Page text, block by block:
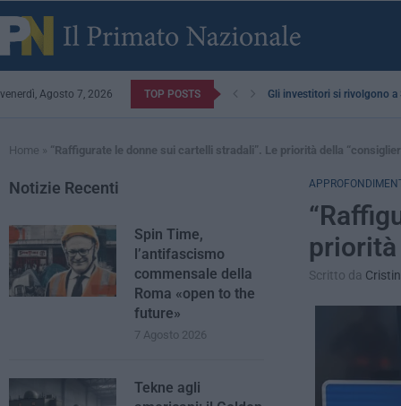
venerdì, Agosto 7, 2026 TOP POSTS Gli investitori si rivolgono a
Home » “Raffigurate le donne sui cartelli stradali”. Le priorità della
priorità
Scritto da
Notizie Recenti
Spin Time,
l’antifascismo
commensale della
Roma «open to the
future»
7 Agosto 2026
Tekne agli